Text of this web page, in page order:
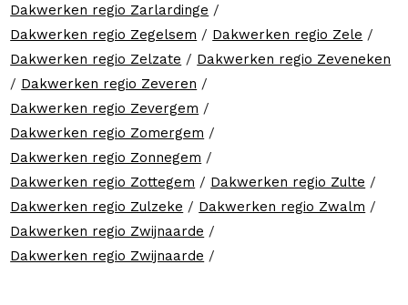
Dakwerken regio Zarlardinge /
Dakwerken regio Zegelsem / Dakwerken regio Zele /
Dakwerken regio Zelzate / Dakwerken regio Zeveneken
/ Dakwerken regio Zeveren /
Dakwerken regio Zevergem /
Dakwerken regio Zomergem /
Dakwerken regio Zonnegem /
Dakwerken regio Zottegem / Dakwerken regio Zulte /
Dakwerken regio Zulzeke / Dakwerken regio Zwalm /
Dakwerken regio Zwijnaarde /
Dakwerken regio Zwijnaarde /